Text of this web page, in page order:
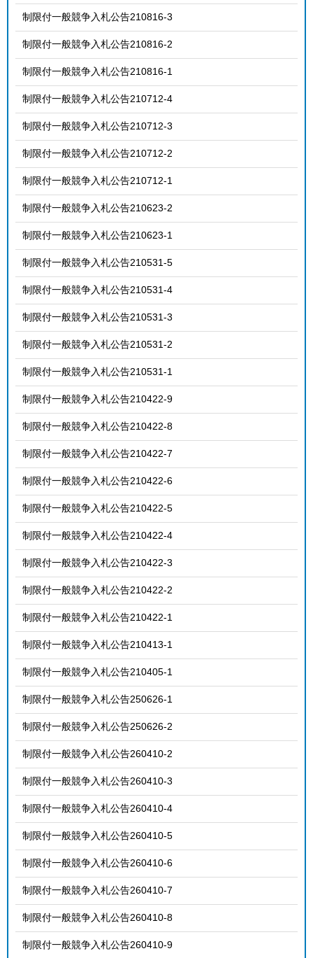
制限付一般競争入札公告210816-3
制限付一般競争入札公告210816-2
制限付一般競争入札公告210816-1
制限付一般競争入札公告210712-4
制限付一般競争入札公告210712-3
制限付一般競争入札公告210712-2
制限付一般競争入札公告210712-1
制限付一般競争入札公告210623-2
制限付一般競争入札公告210623-1
制限付一般競争入札公告210531-5
制限付一般競争入札公告210531-4
制限付一般競争入札公告210531-3
制限付一般競争入札公告210531-2
制限付一般競争入札公告210531-1
制限付一般競争入札公告210422-9
制限付一般競争入札公告210422-8
制限付一般競争入札公告210422-7
制限付一般競争入札公告210422-6
制限付一般競争入札公告210422-5
制限付一般競争入札公告210422-4
制限付一般競争入札公告210422-3
制限付一般競争入札公告210422-2
制限付一般競争入札公告210422-1
制限付一般競争入札公告210413-1
制限付一般競争入札公告210405-1
制限付一般競争入札公告250626-1
制限付一般競争入札公告250626-2
制限付一般競争入札公告260410-2
制限付一般競争入札公告260410-3
制限付一般競争入札公告260410-4
制限付一般競争入札公告260410-5
制限付一般競争入札公告260410-6
制限付一般競争入札公告260410-7
制限付一般競争入札公告260410-8
制限付一般競争入札公告260410-9